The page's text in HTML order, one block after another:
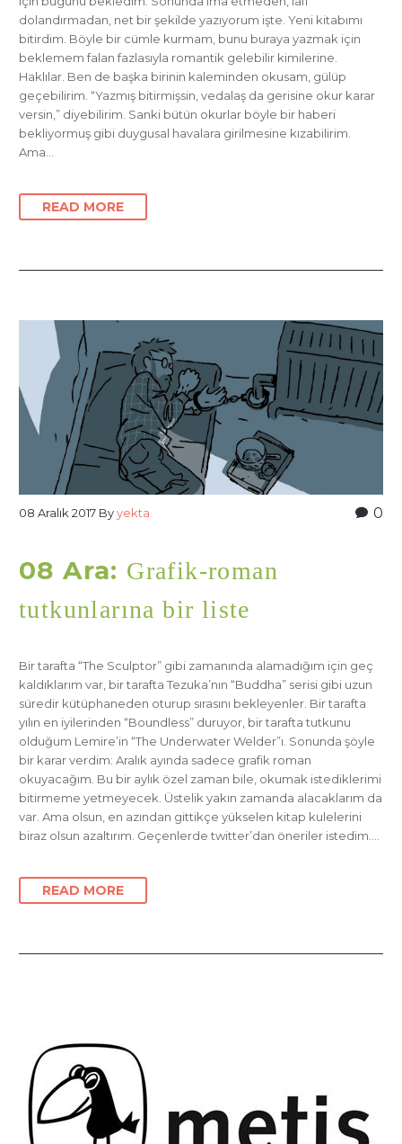
dolandırmadan, net bir şekilde yazıyorum işte. Yeni kitabımı
bitirdim. Böyle bir cümle kurmam, bunu buraya yazmak için
beklemem falan fazlasıyla romantik gelebilir kimilerine.
Haklılar. Ben de başka birinin kaleminden okusam, gülüp
geçebilirim. “Yazmış bitirmişsin, vedalaş da gerisine okur karar
versin,” diyebilirim. Sanki bütün okurlar böyle bir haberi
bekliyormuş gibi duygusal havalara girilmesine kızabilirim.
Ama…
READ MORE
0
08 Aralık 2017 Byyekta
08 Ara: Grafik-roman
tutkunlarına bir liste
Bir tarafta “The Sculptor” gibi zamanında alamadığım için geç
kaldıklarım var, bir tarafta Tezuka’nın “Buddha” serisi gibi uzun
süredir kütüphaneden oturup sırasını bekleyenler. Bir tarafta
yılın en iyilerinden “Boundless” duruyor, bir tarafta tutkunu
olduğum Lemire’in “The Underwater Welder”ı. Sonunda şöyle
bir karar verdim: Aralık ayında sadece grafik roman
okuyacağım. Bu bir aylık özel zaman bile, okumak istediklerimi
bitirmeme yetmeyecek. Üstelik yakın zamanda alacaklarım da
var. Ama olsun, en azından gittikçe yükselen kitap kulelerini
biraz olsun azaltırım. Geçenlerde twitter’dan öneriler istedim….
READ MORE